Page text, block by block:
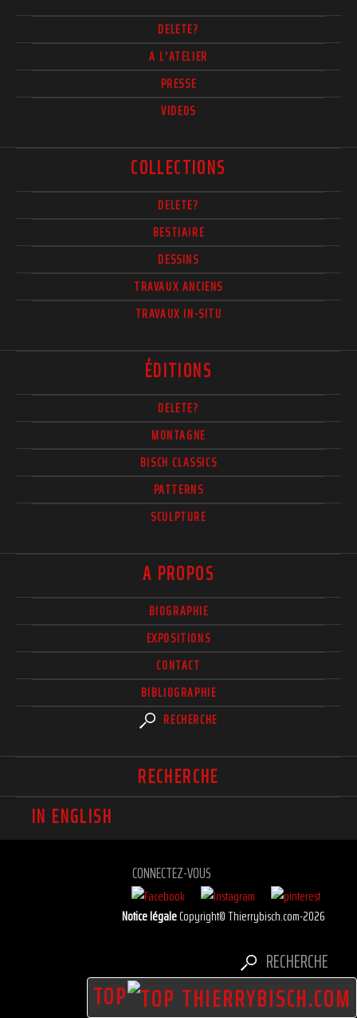
DELETE?
A L'ATELIER
PRESSE
VIDEOS
COLLECTIONS
DELETE?
BESTIAIRE
DESSINS
TRAVAUX ANCIENS
TRAVAUX IN-SITU
ÉDITIONS
DELETE?
MONTAGNE
BISCH CLASSICS
PATTERNS
SCULPTURE
A PROPOS
BIOGRAPHIE
EXPOSITIONS
CONTACT
BIBLIOGRAPHIE
RECHERCHE
RECHERCHE
IN ENGLISH
CONNECTEZ-VOUS
Notice légaleCopyright© Thierrybisch.com-2026
RECHERCHE
TOP